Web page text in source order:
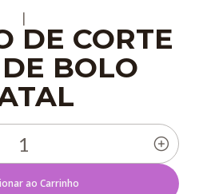
|
DE CORTE
BOLO
ao Carrinho